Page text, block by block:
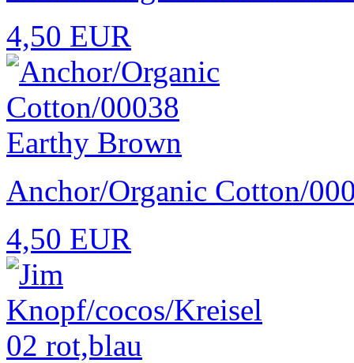
4,50 EUR
Anchor/Organic Cotton/
4,50 EUR